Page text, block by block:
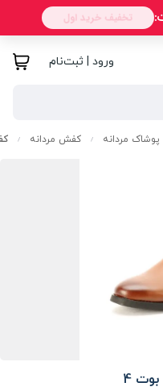
ورود | ثبت‌نام
پوشاک مردانه / کفش مردانه /
4